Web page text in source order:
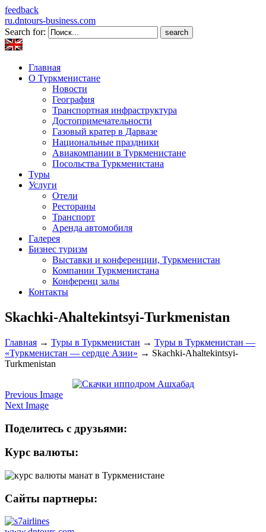
feedback
ru.dntours-business.com
Search for:
Главная
О Туркменистане
Новости
География
Транспортная инфраструктура
Достопримечательности
Газовый кратер в Дарвазе
Национальные праздники
Авиакомпании в Туркменистане
Посольства Туркменистана
Туры
Услуги
Отели
Рестораны
Транспорт
Аренда автомобиля
Галерея
Бизнес туризм
Выставки и конференции, Туркменистан
Компании Туркменистана
Конференц залы
Контакты
Skachki-Ahaltekintsyi-Turkmenistan
Главная → Туры в Туркменистан → Туры в Туркменистан —
«Туркменистан — сердце Азии» → Skachki-Ahaltekintsyi-
Turkmenistan
Previous Image
Next Image
Поделитесь с друзьями:
Курс валюты:
Сайты партнеры: